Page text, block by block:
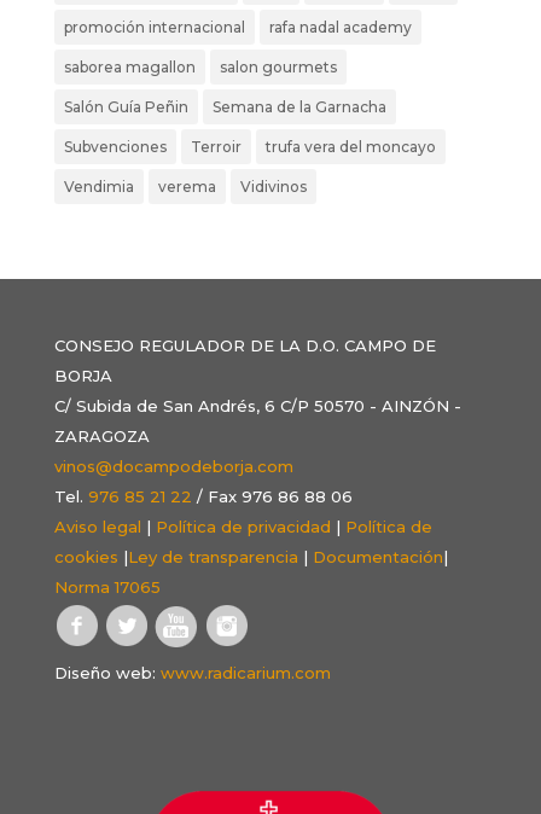
promoción internacional rafa nadal academy
saborea magallon salon gourmets
Salón Guía Peñin Semana de la Garnacha
Subvenciones Terroir trufa vera del moncayo
Vendimia verema Vidivinos
CONSEJO REGULADOR DE LA D.O. CAMPO DE
BORJA
C/ Subida de San Andrés, 6 C/P 50570 - AINZÓN -
ZARAGOZA
vinos@docampodeborja.com
Tel. 976 85 21 22 / Fax 976 86 88 06
Aviso legal | Política de privacidad | Política de
cookies |Ley de transparencia | Documentación|
Norma 17065
Diseño web: www.radicarium.com